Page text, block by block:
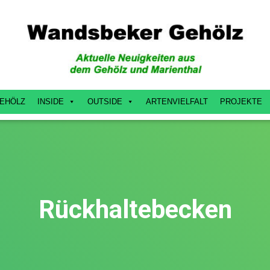
INSIDE OUTSIDE ARTENVIELFALT PROJEKTE
Rückhaltebecken